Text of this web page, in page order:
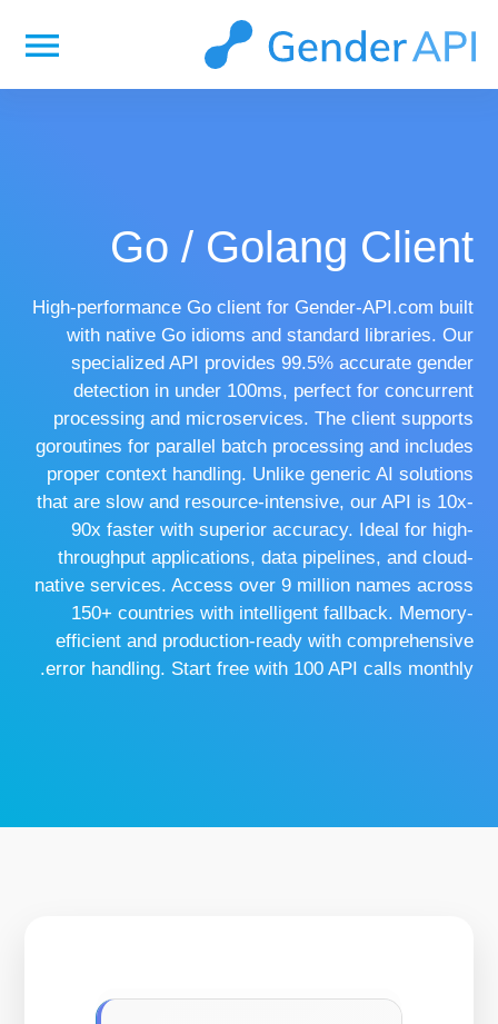
menu
Go / Golang Client
High-performance Go client for Gender-API.com built
with native Go idioms and standard libraries. Our
specialized API provides 99.5% accurate gender
detection in under 100ms, perfect for concurrent
processing and microservices. The client supports
goroutines for parallel batch processing and includes
proper context handling. Unlike generic AI solutions
that are slow and resource-intensive, our API is 10x-
90x faster with superior accuracy. Ideal for high-
throughput applications, data pipelines, and cloud-
native services. Access over 9 million names across
150+ countries with intelligent fallback. Memory-
efficient and production-ready with comprehensive
error handling. Start free with 100 API calls monthly.